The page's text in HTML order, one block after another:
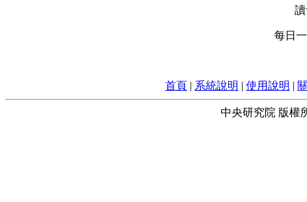
每日
首頁 | 系統說明 | 使用說明 |
中央研究院 版權